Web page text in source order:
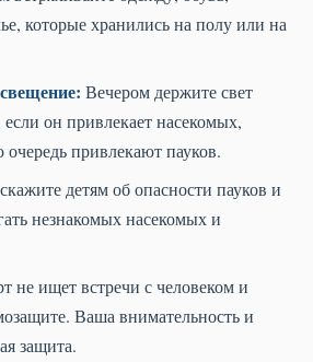
которые хранились на полу или на
Вечером держите свет
он привлекает насекомых,
привлекают пауков.
детям об опасности пауков и
незнакомых насекомых и
не ищет встречи с человеком и
Ваша внимательность и
защита.